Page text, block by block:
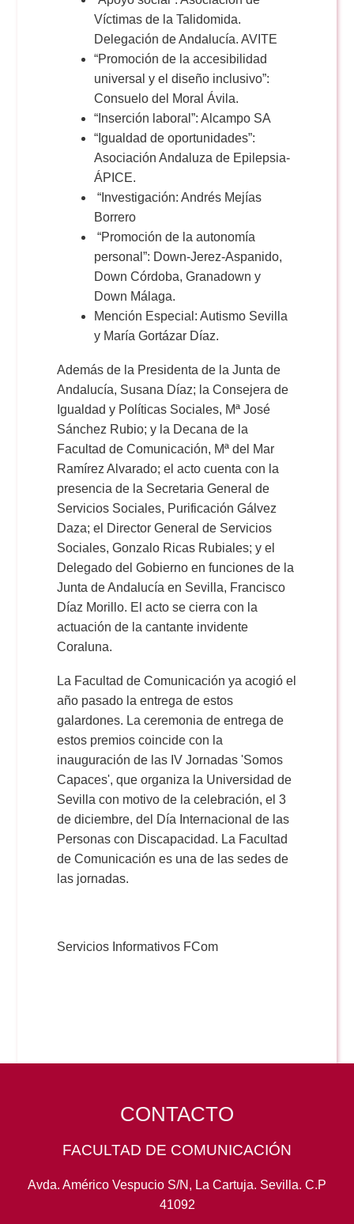
Víctimas de la Talidomida.
Delegación de Andalucía. AVITE
“Promoción de la accesibilidad
universal y el diseño inclusivo”:
Consuelo del Moral Ávila.
“Inserción laboral”: Alcampo SA
“Igualdad de oportunidades”:
Asociación Andaluza de Epilepsia-
ÁPICE.
“Investigación: Andrés Mejías
Borrero
“Promoción de la autonomía
personal”: Down-Jerez-Aspanido,
Down Córdoba, Granadown y
Down Málaga.
Mención Especial: Autismo Sevilla
y María Gortázar Díaz.
Además de la Presidenta de la Junta de
Andalucía, Susana Díaz; la Consejera de
Igualdad y Políticas Sociales, Mª José
Sánchez Rubio; y la Decana de la
Facultad de Comunicación, Mª del Mar
Ramírez Alvarado; el acto cuenta con la
presencia de la Secretaria General de
Servicios Sociales, Purificación Gálvez
Daza; el Director General de Servicios
Sociales, Gonzalo Ricas Rubiales; y el
Delegado del Gobierno en funciones de la
Junta de Andalucía en Sevilla, Francisco
Díaz Morillo. El acto se cierra con la
actuación de la cantante invidente
Coraluna.
La Facultad de Comunicación ya acogió el
año pasado la entrega de estos
galardones. La ceremonia de entrega de
estos premios coincide con la
inauguración de las IV Jornadas 'Somos
Capaces', que organiza la Universidad de
Sevilla con motivo de la celebración, el 3
de diciembre, del Día Internacional de las
Personas con Discapacidad. La Facultad
de Comunicación es una de las sedes de
las jornadas.
Servicios Informativos FCom
CONTACTO
FACULTAD DE COMUNICACIÓN
Avda. Américo Vespucio S/N, La Cartuja. Sevilla. C.P
41092